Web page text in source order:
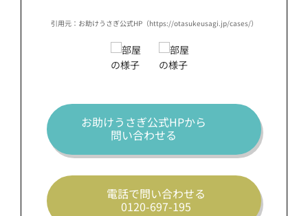
引用元：お助けうさぎ公式HP（https://otasukeusagi.jp/cases/）
お助けうさぎ公式HPから
問い合わせる
電話で問い合わせる
0120-697-195